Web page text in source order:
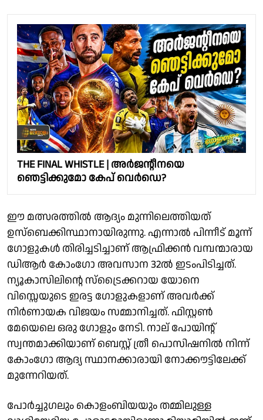
THE FINAL WHISTLE | അർജൻ്റീനയെ
ഞെട്ടിക്കുമോ കേപ് വെർഡെ?
ഈ മത്സരത്തിൽ ആദ്യം മുന്നിലെത്തിയത്
ഉസ്ബെക്കിസ്ഥാനായിരുന്നു. എന്നാൽ പിന്നീട് മൂന്ന്
ഗോളുകൾ തിരിച്ചടിച്ചാണ് ആഫ്രിക്കൻ വമ്പന്മാരായ
ഡിആർ കോംഗോ അവസാന 32ൽ ഇടംപിടിച്ചത്.
ന്യൂകാസിലിൻ്റെ സ്ട്രൈക്കറായ യോനെ
വിസ്സെയുടെ ഇരട്ട ഗോളുകളാണ് അവർക്ക്
നിർണായക വിജയം സമ്മാനിച്ചത്. ഫിസ്റ്റൺ
മേയെലെ ഒരു ഗോളും നേടി. നാല് പോയിൻ്റ്
സ്വന്തമാക്കിയാണ് ബെസ്റ്റ് ത്രീ പൊസിഷനിൽ നിന്ന്
കോംഗോ ആദ്യ സ്ഥാനക്കാരായി നോക്കൗട്ടിലേക്ക്
മുന്നേറിയത്.
പോർച്ചുഗലും കൊളംബിയയും തമ്മിലുള്ള